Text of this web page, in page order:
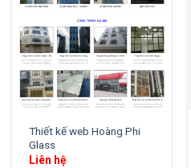
Thiết kế web Hoàng Phi
Glass
Liên hệ